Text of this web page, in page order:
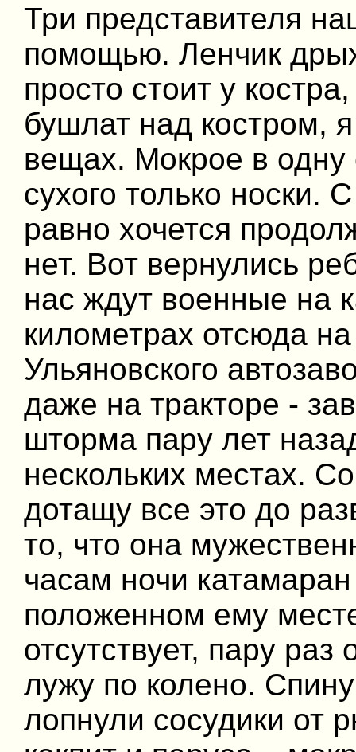
Три представителя
помощью. Ленчик
просто стоит у
бушлат над костром,
вещах. Мокрое в одну
сухого только носки.
равно хочется
нет. Вот вернулись
нас ждут военные на
километрах отсюда
Ульяновского
даже на тракторе -
шторма пару лет
нескольких местах.
дотащу все это до
то, что она
часам ночи
положенном ему
отсутствует, пару
лужу по колено.
лопнули сосудики от